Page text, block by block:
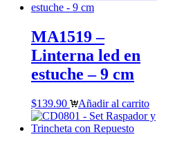
MA1519 –
Linterna led en
estuche – 9 cm
$139.90 Añadir al carrito